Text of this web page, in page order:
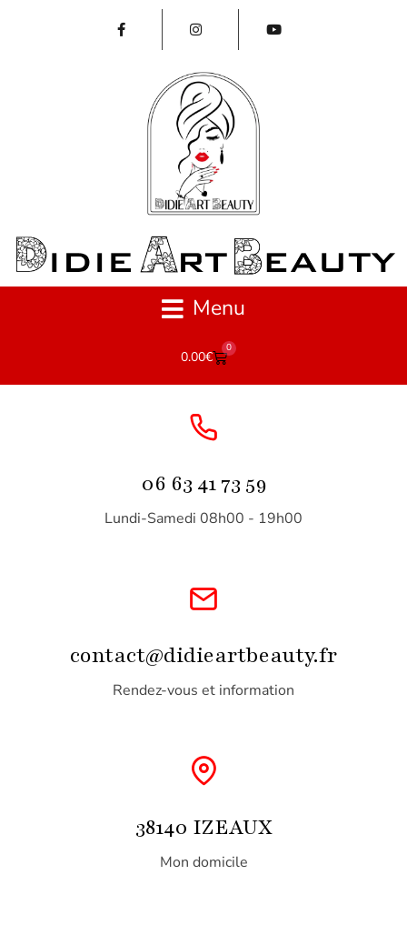
Menu
0.00€
0
06 63 41 73 59
Lundi-Samedi 08h00 - 19h00
contact@didieartbeauty.fr
Rendez-vous et information
38140 IZEAUX
Mon domicile